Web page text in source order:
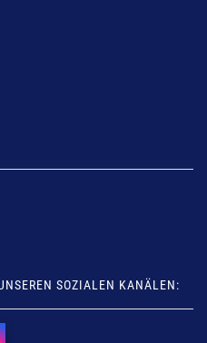
SOZIALEN KANÄLEN: